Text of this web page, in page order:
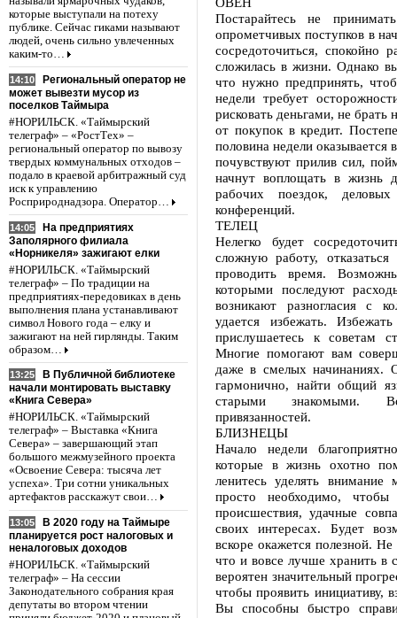
которые выступали на потеху
публике. Сейчас гиками называют
людей, очень сильно увлеченных
каким-то…
14:10
Региональный оператор не
может вывезти мусор из
поселков Таймыра
#НОРИЛЬСК. «Таймырский
телеграф» – «РостТех» –
региональный оператор по вывозу
твердых коммунальных отходов –
подало в краевой арбитражный суд
иск к управлению
Росприроднадзора. Оператор…
14:05
На предприятиях
Заполярного филиала
«Норникеля» зажигают елки
#НОРИЛЬСК. «Таймырский
телеграф» – По традиции на
предприятиях-передовиках в день
выполнения плана устанавливают
символ Нового года – елку и
зажигают на ней гирлянды. Таким
образом…
13:25
В Публичной библиотеке
начали монтировать выставку
«Книга Севера»
#НОРИЛЬСК. «Таймырский
телеграф» – Выставка «Книга
Севера» – завершающий этап
большого межмузейного проекта
«Освоение Севера: тысяча лет
успеха». Три сотни уникальных
артефактов расскажут свои…
13:05
В 2020 году на Таймыре
планируется рост налоговых и
неналоговых доходов
#НОРИЛЬСК. «Таймырский
телеграф» – На сессии
Законодательного собрания края
депутаты во втором чтении
Постарайтесь не
опрометчивых поступков в
сосредоточиться, спокойно
сложилась в жизни. Однако
что нужно предпринять,
недели требует
рисковать деньгами, не брать
от покупок в кредит.
половина недели оказывается
почувствуют прилив сил,
начнут воплощать в жизнь
рабочих поездок,
конференций.
ТЕЛЕЦ
Нелегко будет
сложную работу,
проводить время.
которыми последуют
возникают разногласия с
удается избежать.
прислушаетесь к советам
Многие помогают вам
даже в смелых начинаниях.
гармонично, найти общий
старыми знакомыми.
привязанностей.
БЛИЗНЕЦЫ
Начало недели
которые в жизнь охотно
ленитесь уделять
просто необходимо,
происшествия, удачные
своих интересах. Будет
вскоре окажется полезной.
что и вовсе лучше хранить в
вероятен значительный
чтобы проявить инициативу,
Вы способны быстро